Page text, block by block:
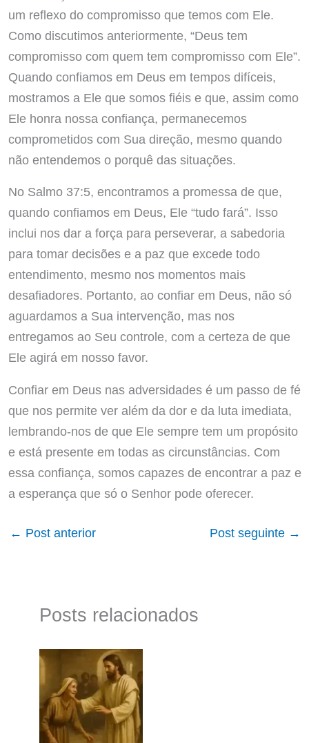
um reflexo do compromisso que temos com Ele.
Como discutimos anteriormente, “Deus tem
compromisso com quem tem compromisso com Ele”.
Quando confiamos em Deus em tempos difíceis,
mostramos a Ele que somos fiéis e que, assim como
Ele honra nossa confiança, permanecemos
comprometidos com Sua direção, mesmo quando
não entendemos o porquê das situações.
No Salmo 37:5, encontramos a promessa de que,
quando confiamos em Deus, Ele “tudo fará”. Isso
inclui nos dar a força para perseverar, a sabedoria
para tomar decisões e a paz que excede todo
entendimento, mesmo nos momentos mais
desafiadores. Portanto, ao confiar em Deus, não só
aguardamos a Sua intervenção, mas nos
entregamos ao Seu controle, com a certeza de que
Ele agirá em nosso favor.
Confiar em Deus nas adversidades é um passo de fé
que nos permite ver além da dor e da luta imediata,
lembrando-nos de que Ele sempre tem um propósito
e está presente em todas as circunstâncias. Com
essa confiança, somos capazes de encontrar a paz e
a esperança que só o Senhor pode oferecer.
← Post anterior Post seguinte →
Posts relacionados